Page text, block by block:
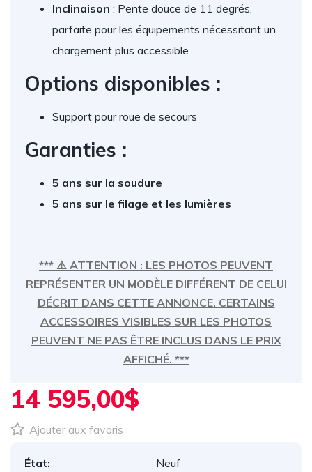
Inclinaison : Pente douce de 11 degrés,
parfaite pour les équipements nécessitant un
chargement plus accessible
Options disponibles :
Support pour roue de secours
Garanties :
5 ans sur la soudure
5 ans sur le filage et les lumières
*** ⚠️ ATTENTION : LES PHOTOS PEUVENT
REPRÉSENTER UN MODÈLE DIFFÉRENT DE CELUI
DÉCRIT DANS CETTE ANNONCE. CERTAINS
ACCESSOIRES VISIBLES SUR LES PHOTOS
PEUVENT NE PAS ÊTRE INCLUS DANS LE PRIX
AFFICHÉ. ***
14 595,00$
Ajouter aux favoris
État:
Neuf